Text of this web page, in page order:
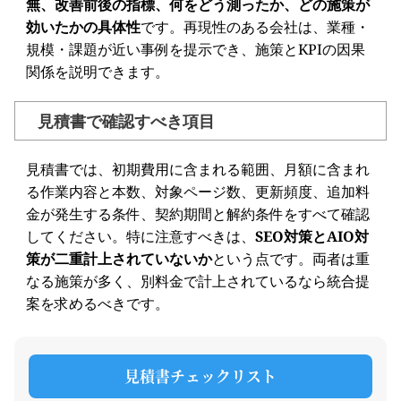
無、改善前後の指標、何をどう測ったか、どの施策が
効いたかの具体性です。再現性のある会社は、業種・
規模・課題が近い事例を提示でき、施策とKPIの因果
関係を説明できます。
見積書で確認すべき項目
見積書では、初期費用に含まれる範囲、月額に含まれ
る作業内容と本数、対象ページ数、更新頻度、追加料
金が発生する条件、契約期間と解約条件をすべて確認
してください。特に注意すべきは、 SEO対策とAIO対
策が二重計上されていないかという点です。両者は重
なる施策が多く、別料金で計上されているなら統合提
案を求めるべきです。
見積書チェックリスト